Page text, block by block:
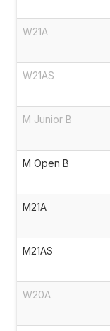
W21A
W21AS
M Junior B
M Open B
M21A
M21AS
W20A